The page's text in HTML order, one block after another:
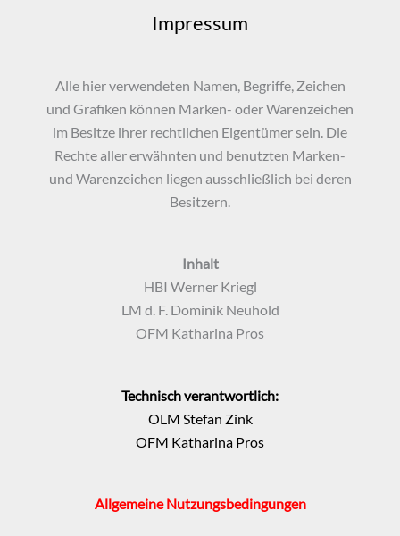
Impressum
Alle hier verwendeten Namen, Begriffe, Zeichen
und Grafiken können Marken- oder Warenzeichen
im Besitze ihrer rechtlichen Eigentümer sein. Die
Rechte aller erwähnten und benutzten Marken-
und Warenzeichen liegen ausschließlich bei deren
Besitzern.
Inhalt
HBI Werner Kriegl
LM d. F. Dominik Neuhold
OFM Katharina Pros
Technisch verantwortlich:
OLM Stefan Zink
OFM Katharina Pros
Allgemeine Nutzungsbedingungen